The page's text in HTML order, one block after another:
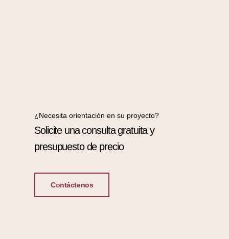
¿Necesita orientación en su proyecto?
Solicite una consulta gratuita y
presupuesto de precio
Contáctenos